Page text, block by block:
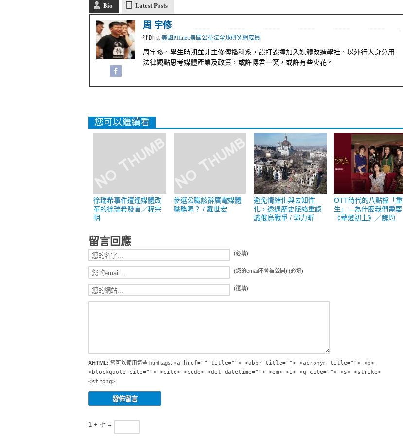
Bio Latest Posts
周 宇修
律師at美國PILnet:美國公益法全球研究網成員
周宇修，學生時期並非主修傳播科系，誤打誤撞加入媒體改造學社，以外行人身分用
法律觀點思考媒體產業及政策，或許博君一笑，或許有些火花。
您可以繼續看
徐瑞希事件遭逢媒體改
革的徐瑞希發言／程宗
明
參選公職該辭廣電媒體
職務嗎？ / 羅世宏
避免情緒化與去知性
化，透過歷史脈絡重認
識俄烏戰爭 / 郭力昕
OTT時代的八點檔「重
生」—為什麼我們需要
《華燈初上》／魏玓
留言回應
(必填)
(您的email不會被公開) (必填)
(選填)
XHTML: 您可以使用這些 html tags: <a href="" title=""> <abbr title=""> <acronym title=""> <b>
<blockquote cite=""> <cite> <code> <del datetime=""> <em> <i> <q cite=""> <s> <strike>
<strong>
1 + 七 =